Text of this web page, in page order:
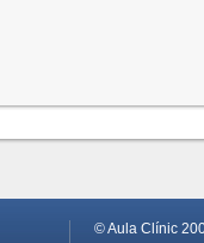
© Aula Clínic